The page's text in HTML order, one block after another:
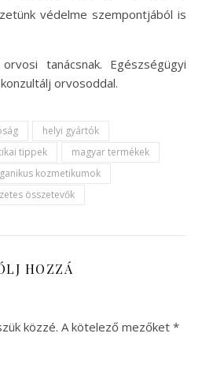
védelme szempontjából is
tanácsnak. Egészségügyi
orvosoddal.
helyi gyártók
tippek
magyar termékek
kozmetikumok
összetevők
HOZZÁ
közzé. A kötelező mezőket *